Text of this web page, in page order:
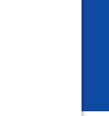
und
für
oder mit
der